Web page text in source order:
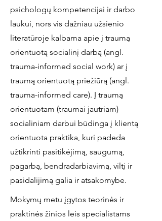
psichologų kompetencijai ir darbo
laukui, nors vis dažniau užsienio
literatūroje kalbama apie į traumą
orientuotą socialinį darbą (angl.
trauma-informed social work) ar į
traumą orientuotą priežiūrą (angl.
trauma-informed care). Į traumą
orientuotam (traumai jautriam)
socialiniam darbui būdinga į klientą
orientuota praktika, kuri padeda
užtikrinti pasitikėjimą, saugumą,
pagarbą, bendradarbiavimą, viltį ir
pasidalijimą galia ir atsakomybe.
Mokymų metu įgytos teorinės ir
praktinės žinios leis specialistams